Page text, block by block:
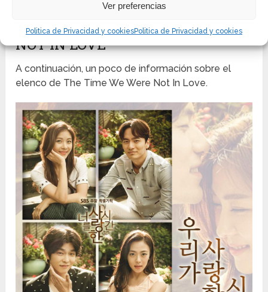
Ver preferencias
Politica de Privacidad y cookiesPolitica de Privacidad y cookies
REPARTO DE THE TIME WE WERE
NOT IN LOVE
A continuación, un poco de información sobre el
elenco de The Time We Were Not In Love.